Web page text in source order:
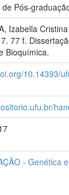
Pós-
Izabella
77 f.
Bioquímica.
10.14393/
- Genética